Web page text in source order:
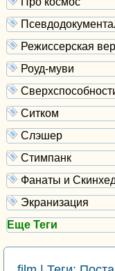
Режиссерская
Роуд-муви
Ситком
Слэшер
Стимпанк
Фанаты и
Экранизация
Еще Теги